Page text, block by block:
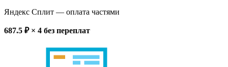
Яндекс Сплит — оплата частями
687.5 ₽ × 4 без переплат